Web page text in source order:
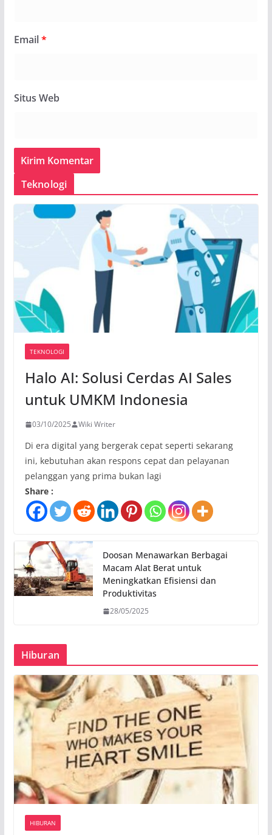
Email*
Situs Web
Teknologi
TEKNOLOGI
Halo AI: Solusi Cerdas AI Sales
untuk UMKM Indonesia
03/10/2025 Wiki Writer
Di era digital yang bergerak cepat seperti sekarang
ini, kebutuhan akan respons cepat dan pelayanan
pelanggan yang prima bukan lagi
Share :
Doosan Menawarkan Berbagai
Macam Alat Berat untuk
Meningkatkan Efisiensi dan
Produktivitas
28/05/2025
Hiburan
HIBURAN